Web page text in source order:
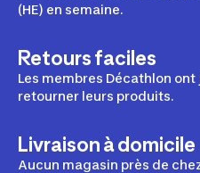
(HE) en semaine.
Retours faciles
Les membres Décathlon
retourner leurs produits.
Livraison à domicile
Aucun magasin près de